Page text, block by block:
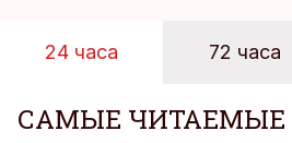
организовывать,
24 часа 72 часа
САМЫЕ ЧИТАЕМЫЕ